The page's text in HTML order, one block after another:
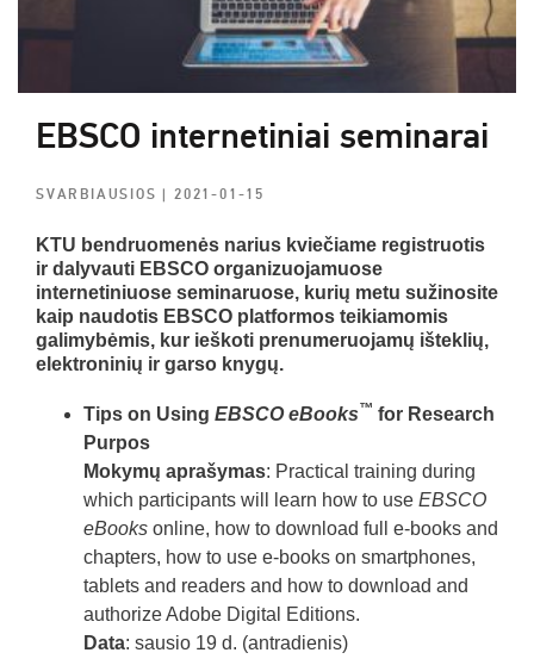
EBSCO internetiniai seminarai
SVARBIAUSIOS| 2021-01-15
KTU bendruomenės narius kviečiame registruotis
ir dalyvauti EBSCO organizuojamuose
internetiniuose seminaruose, kurių metu sužinosite
kaip naudotis EBSCO platformos teikiamomis
galimybėmis, kur ieškoti prenumeruojamų išteklių,
elektroninių ir garso knygų.
Tips on Using EBSCO eBooks™ for Research
Purpos
Mokymų aprašymas: Practical training during
which participants will learn how to use EBSCO
eBooks online, how to download full e-books and
chapters, how to use e-books on smartphones,
tablets and readers and how to download and
authorize Adobe Digital Editions.
Data: sausio 19 d. (antradienis)